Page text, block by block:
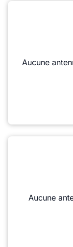
Aucune
Aucune